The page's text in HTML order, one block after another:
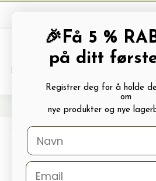
Grønnsaksfrø
Drivhus
🎉Få 5 %
på ditt
Registrer deg for å holde
om
nye produkter og nye